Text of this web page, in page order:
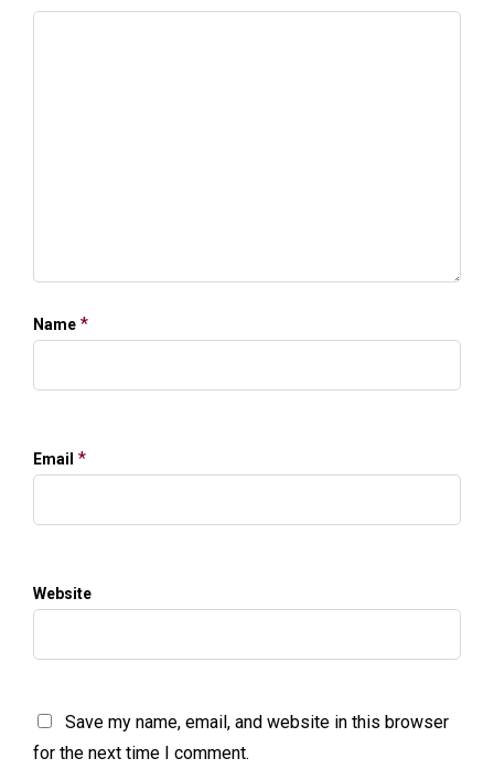
Name *
Email *
Website
Save my name, email, and website in this browser
for the next time I comment.